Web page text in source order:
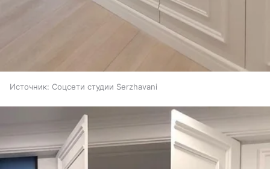
Источник: Соцсети студии Serzhavani